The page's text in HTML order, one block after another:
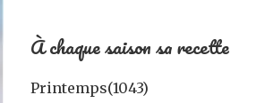
À chaque saison sa recette
Printemps(1043)